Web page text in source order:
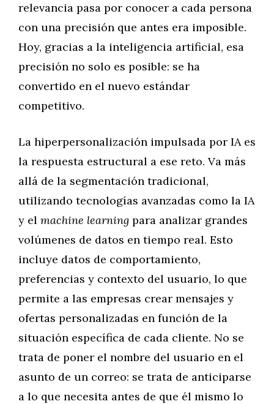
relevancia pasa por conocer a cada persona
con una precisión que antes era imposible.
Hoy, gracias a la inteligencia artificial, esa
precisión no solo es posible: se ha
convertido en el nuevo estándar
competitivo.
La hiperpersonalización impulsada por IA es
la respuesta estructural a ese reto. Va más
allá de la segmentación tradicional,
utilizando tecnologías avanzadas como la IA
y el machine learning para analizar grandes
volúmenes de datos en tiempo real. Esto
incluye datos de comportamiento,
preferencias y contexto del usuario, lo que
permite a las empresas crear mensajes y
ofertas personalizadas en función de la
situación específica de cada cliente. No se
trata de poner el nombre del usuario en el
asunto de un correo: se trata de anticiparse
a lo que necesita antes de que él mismo lo